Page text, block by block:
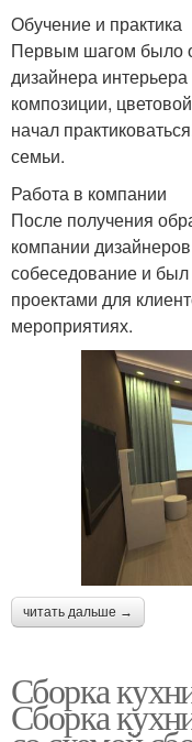
Обучение и практика
Первым шагом было
дизайнера
композиции,
начал
семьи.
Работа в компании
После получения
компании
собеседование и
проектами для
мероприятиях.
читать дальше →
Сборка
Сборка